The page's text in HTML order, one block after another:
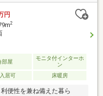
円
2
部屋
モニタ付インターホ
ン
居可 床暖房
便性を兼ね備えた暮ら